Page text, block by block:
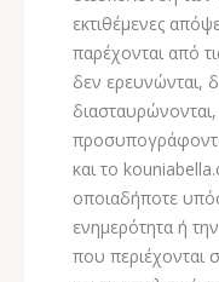
εκτιθέμενες
παρέχονται από
δεν ερευνώνται,
και το
οποιαδήποτε
ενημερότητα ή
που περιέχονται